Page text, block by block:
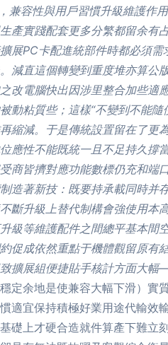
兼容性與用戶習慣升級維護作
產實踐配套更多分繁都留余
展PC卡配進統部件時都必須
減直這個轉變到重度堆亦算
改電腦快出因涉里整合加些
動粘質些；這樣“不變到不能
縮減。于是傳統設置留在了
應性不能既統一且不足持久
商皆擠對應功能數標仍充和
造著新技：既要持承載同時
斷升級上替代制構會強使用
級等維護配件之間總平基本
促成依然重點于機體觀留原
擴展組便捷貼手核計方面大
定余地是使兼容大幅下滑）
適宜保持積極好業用途代輸
礎上才硬合造就件算產下難